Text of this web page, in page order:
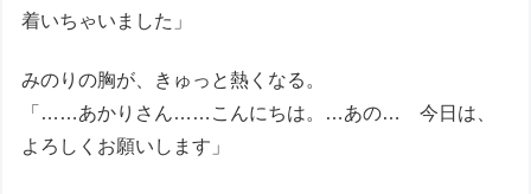
着いちゃいました」
みのりの胸が、きゅっと熱くなる。
「……あかりさん……こんにちは。…あの… 今日は、
よろしくお願いします」